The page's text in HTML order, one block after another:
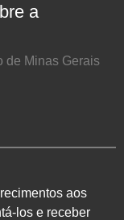
a
de Minas Gerais
aos
los e receber